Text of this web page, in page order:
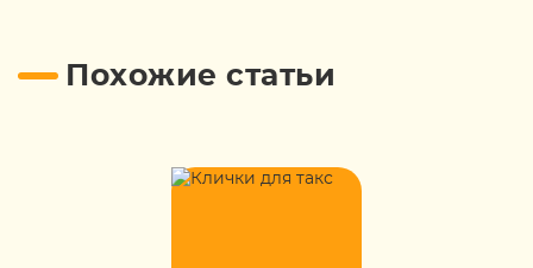
Похожие статьи